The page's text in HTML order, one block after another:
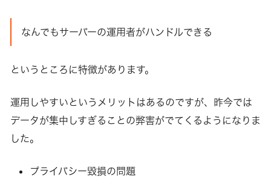
なんでもサーバーの運用者がハンドルできる
というところに特徴があります。
運用しやすいというメリットはあるのですが、昨今では
データが集中しすぎることの弊害がでてくるようになりま
した。
プライバシー毀損の問題